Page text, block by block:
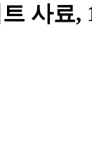
사료,